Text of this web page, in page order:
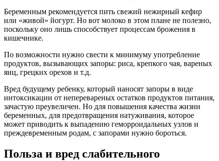
Беременным рекомендуется пить свежий нежирный кефир
или «живой» йогурт. Но вот молоко в этом плане не полезно,
поскольку оно лишь способствует процессам брожения в
кишечнике.
По возможности нужно свести к минимуму употребление
продуктов, вызывающих запоры: риса, крепкого чая, вареных
яиц, грецких орехов и т.д.
Вред будущему ребенку, который наносят запоры в виде
интоксикации от неперевареных остатков продуктов питания,
зачастую преувеличен. Но для повышения качества жизни
беременных, для предотвращения натуживания, которое
может приводить к выпадению геморроидальных узлов и
преждевременным родам, с запорами нужно бороться.
Польза и вред слабительного